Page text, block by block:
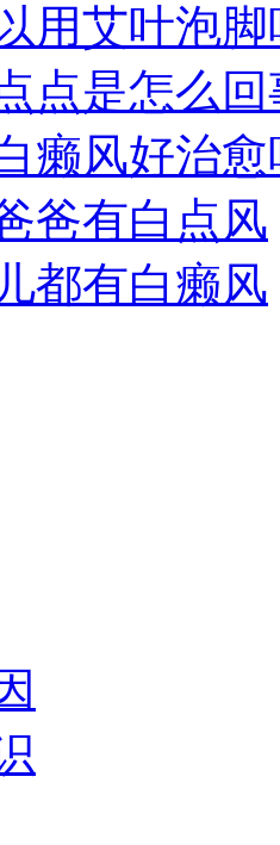
用艾叶泡
点是怎么
癞风好治愈
爸有白点风
都有白癞风